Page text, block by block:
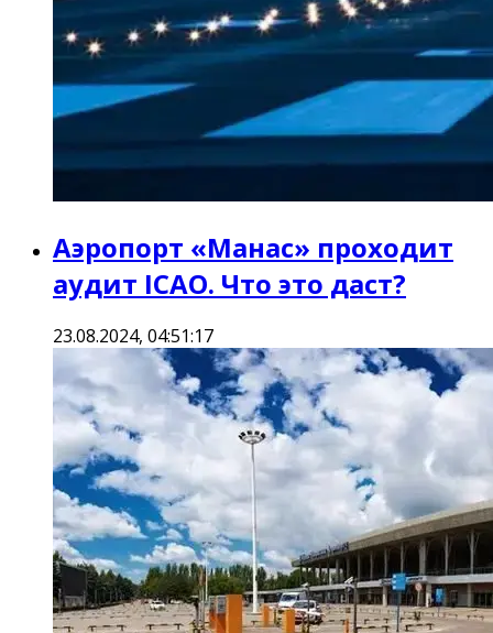
Аэропорт «Манас» проходит
аудит ICAO. Что это даст?
23.08.2024, 04:51:17